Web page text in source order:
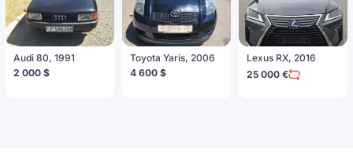
Audi 80, 1991
2 000 $
Toyota Yaris, 2006
4 600 $
Lexus RX, 2016
25 000 €